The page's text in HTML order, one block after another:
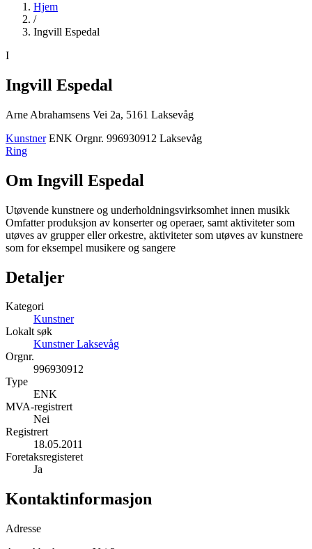
Hjem
/
Ingvill Espedal
I
Ingvill Espedal
Arne Abrahamsens Vei 2a, 5161 Laksevåg
Kunstner ENK Orgnr. 996930912 Laksevåg
Ring
Om Ingvill Espedal
Utøvende kunstnere og underholdningsvirksomhet innen musikk
Omfatter produksjon av konserter og operaer, samt aktiviteter som
utøves av grupper eller orkestre, aktiviteter som utøves av kunstnere
som for eksempel musikere og sangere
Detaljer
Kategori
Kunstner
Lokalt søk
Kunstner Laksevåg
Orgnr.
996930912
Type
ENK
MVA-registrert
Nei
Registrert
18.05.2011
Foretaksregisteret
Ja
Kontaktinformasjon
Adresse